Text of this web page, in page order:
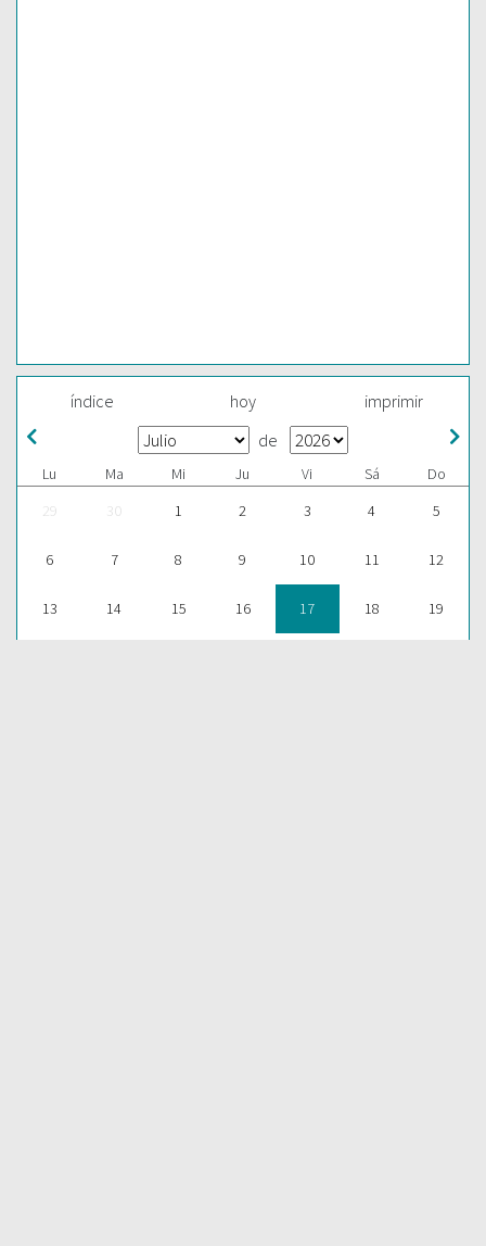
índice hoy imprimir
de
Lu Ma Mi Ju Vi Sá
Do
29
30 1 2 3 4 5
6 7 8 9 10 11 12
13 14 15 16 17 18 19